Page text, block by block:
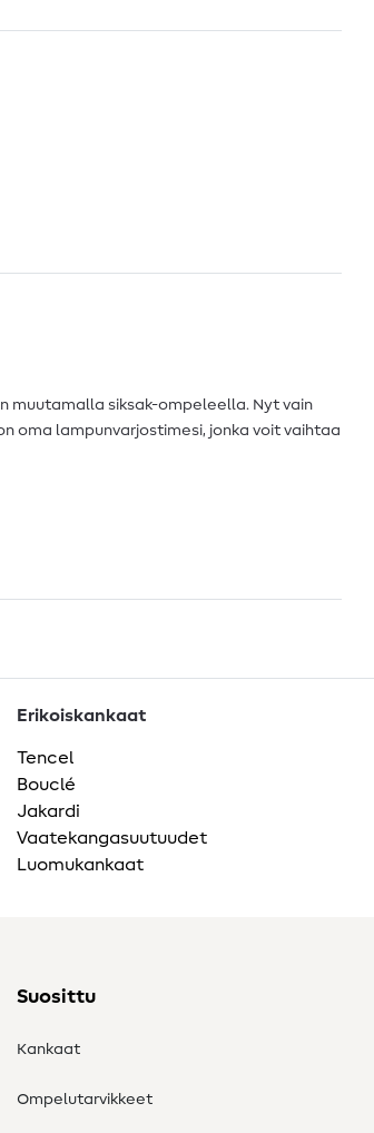
muutamalla siksak-ompeleella. Nyt vain
oma lampunvarjostimesi, jonka voit vaihtaa
Erikoiskankaat
Tencel
Bouclé
Jakardi
Vaatekangasuutuudet
Luomukankaat
Suosittu
Kankaat
Ompelutarvikkeet